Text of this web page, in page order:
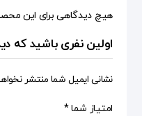
هیچ دیدگاهی برای این
اولین نفری باشید که
نشانی ایمیل شما منتشر
امتیاز شما*